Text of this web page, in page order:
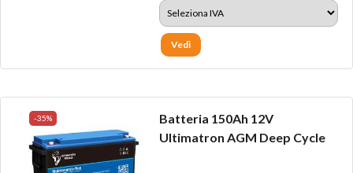
Vedi
-35%
Batteria 150Ah 12V
Ultimatron AGM Deep Cycle